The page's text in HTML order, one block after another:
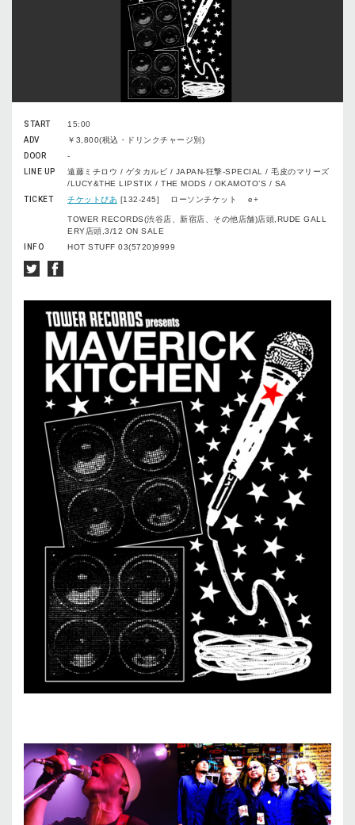
START
15:00
ADV
￥3,800(税込・ドリンクチャージ別)
DOOR
-
LINE UP
遠藤ミチロウ / ゲタカルビ / JAPAN-狂撃-SPECIAL / 毛皮のマリーズ
/LUCY&THE LIPSTIX / THE MODS / OKAMOTO’S / SA
TICKET
チケットぴあ [132-245] ローソンチケット e+
TOWER RECORDS(渋谷店、新宿店、その他店舗)店頭,RUDE GALL
ERY店頭,3/12 ON SALE
INFO
HOT STUFF 03(5720)9999